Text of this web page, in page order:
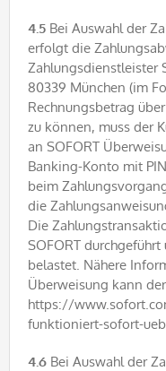
4.5 Bei Auswahl der
erfolgt die
Zahlungsdienstleister
80339 München (im
Rechnungsbetrag
zu können, muss der
an SOFORT
Banking-Konto mit
beim
die
Die
SOFORT
belastet. Nähere
Überweisung kann
https://
funktioniert-sofort-
4.6 Bei Auswahl der